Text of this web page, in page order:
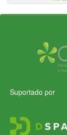
Suportado por